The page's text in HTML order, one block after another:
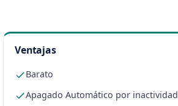
Ventajas
Barato
Apagado Automático por inactividad